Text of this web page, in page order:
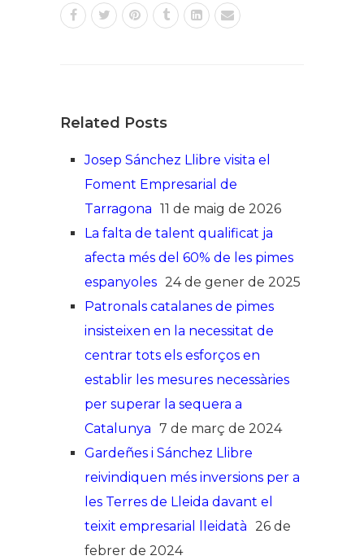
Related Posts
Josep Sánchez Llibre visita el
Foment Empresarial de
Tarragona 11 de maig de 2026
La falta de talent qualificat ja
afecta més del 60% de les pimes
espanyoles 24 de gener de 2025
Patronals catalanes de pimes
insisteixen en la necessitat de
centrar tots els esforços en
establir les mesures necessàries
per superar la sequera a
Catalunya 7 de març de 2024
Gardeñes i Sánchez Llibre
reivindiquen més inversions per a
les Terres de Lleida davant el
teixit empresarial lleidatà 26 de
febrer de 2024